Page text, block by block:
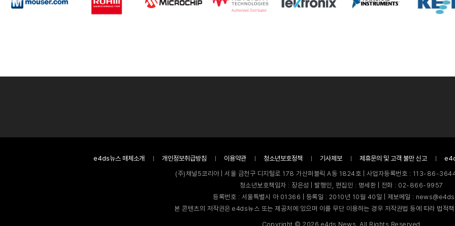
e4ds뉴스 매체소개 개인정보취급방침 이용약관 청소년보호정책 기사제보 제휴문의 및 고객 불만 신고
(주)채널5코리아 | 서울 금천구 디지털로 178 가산퍼블릭 A동 1824호 | 사업자등록번호 : 113-86-
청소년보호책임자 : 장은성 | 발행인, 편집인 : 명세환 | 전화 : 02-866-9957
등록번호 : 서울특별시 아 01366 | 등록일 : 2010년 10월 40일 | 제보메일 :
본 콘텐츠의 저작권은 e4ds뉴스 또는 제공처에 있으며 이를 무단 이용하는 경우 저작권법 등에 따라 법적
Copyright ©2026 e4ds News. All Rights Reserved